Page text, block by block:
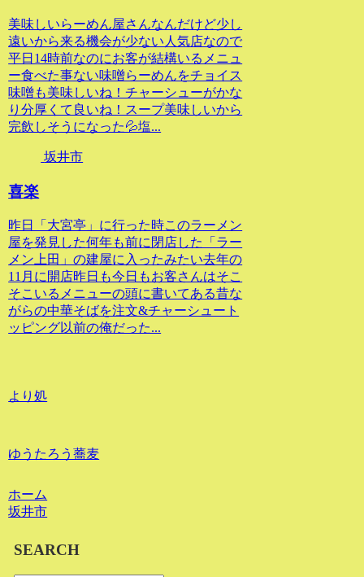
美味しいらーめん屋さんなんだけど少し
遠いから来る機会が少ない人気店なので
平日14時前なのにお客が結構いるメニュ
ー食べた事ない味噌らーめんをチョイス
味噌も美味しいね！チャーシューがかな
り分厚くて良いね！スープ美味しいから
完飲しそうになった💦塩...
坂井市
喜楽
昨日「大宮亭」に行った時このラーメン
屋を発見した何年も前に閉店した「ラー
メン上田」の建屋に入ったみたい去年の
11月に開店昨日も今日もお客さんはそこ
そこいるメニューの頭に書いてある昔な
がらの中華そばを注文&チャーシュート
ッピング以前の俺だった...
より処
ゆうたろう蕎麦
ホーム
坂井市
SEARCH